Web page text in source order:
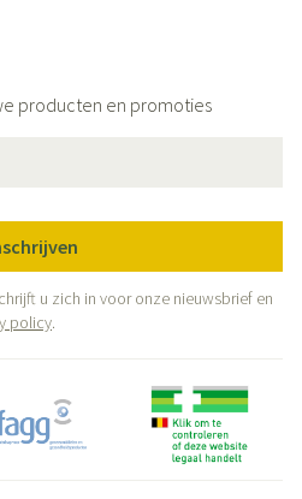
producten en promoties
u zich in voor onze nieuwsbrief en
policy.